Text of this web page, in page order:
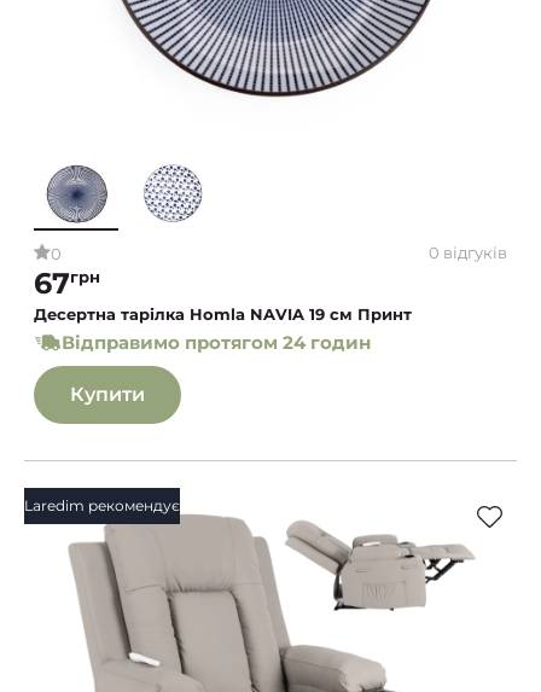
0 0 відгуків
67грн
Десертна тарілка Homla NAVIA 19 см Принт
Відправимо протягом 24 годин
Купити
Laredim рекомендує